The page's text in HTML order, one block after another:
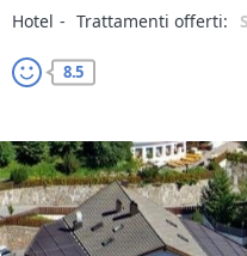
Hotel ‐ Trattamenti offerti:
8.5